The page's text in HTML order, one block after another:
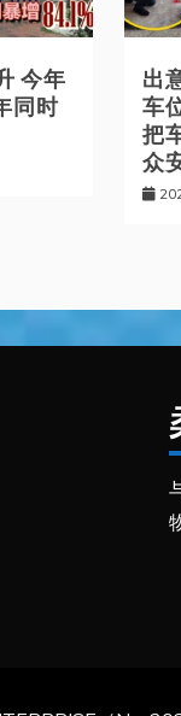
今年
同时
出
车
把
众